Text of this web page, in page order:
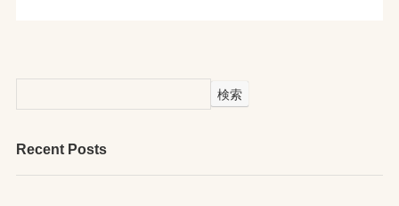
検索
Recent Posts